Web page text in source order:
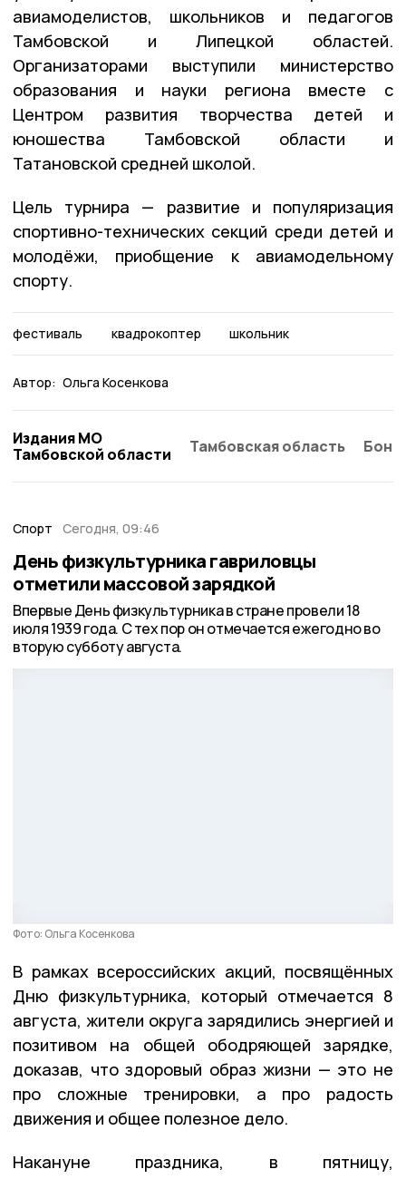
авиамоделистов, школьников и педагогов
Тамбовской и Липецкой областей.
Организаторами выступили министерство
образования и науки региона вместе с
Центром развития творчества детей и
юношества Тамбовской области и
Татановской средней школой.
Цель турнира — развитие и популяризация
спортивно-технических секций среди детей и
молодёжи, приобщение к авиамодельному
спорту.
фестиваль квадрокоптер школьник
Автор: Ольга Косенкова
Издания МО
Тамбовской области
Тамбовская область
Спорт Сегодня, 09:46
День физкультурника гавриловцы
отметили массовой зарядкой
Впервые День физкультурника в стране провели 18
июля 1939 года. С тех пор он отмечается ежегодно во
вторую субботу августа.
Фото: Ольга Косенкова
В рамках всероссийских акций, посвящённых
Дню физкультурника, который отмечается 8
августа, жители округа зарядились энергией и
позитивом на общей ободряющей зарядке,
доказав, что здоровый образ жизни — это не
про сложные тренировки, а про радость
движения и общее полезное дело.
Накануне праздника, в пятницу,